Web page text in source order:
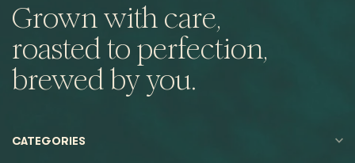
Grown with care,
roasted to perfection,
brewed by you.
CATEGORIES